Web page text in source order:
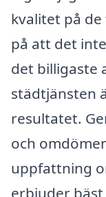
kvalitet på
på att det
det billigaste
städtjänsten
resultatet.
och
uppfattning
erbjuder